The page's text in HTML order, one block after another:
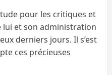
pour les critiques et
lui et son administration
derniers jours. Il s’est
ces précieuses